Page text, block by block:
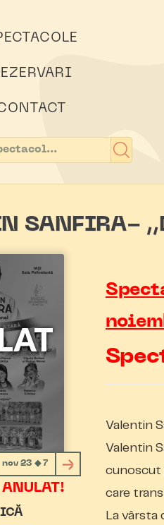
SANFIRA-
nov 23 ◆ 7
ANULAT!
Valentin
Valentin
cunoscut
care
La vârsta